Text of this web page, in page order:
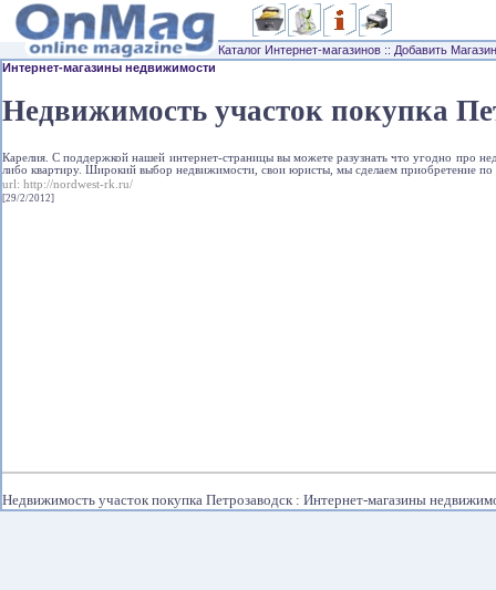
Каталог Интернет-магазинов :: Добавить Магазин
Интернет-магазины недвижимости
Недвижимость участок покупка
Карелия. С поддержкой нашей интернет-страницы вы можете разузнать что угодно про
либо квартиру. Широкий выбор недвижимости, свои юристы, мы сделаем приобретение
url: http://nordwest-rk.ru/
[29/2/2012]
Недвижимость участок покупка Петрозаводск : Интернет-магазины